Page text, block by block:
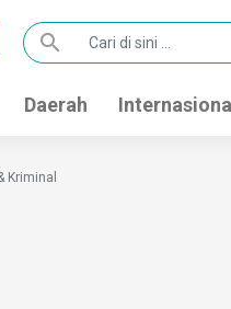
search
Daerah
Kriminal